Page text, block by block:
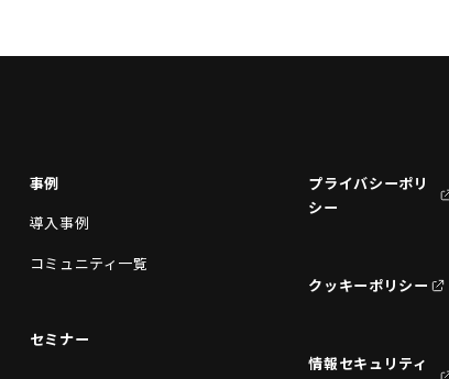
事例
導入事例
コミュニティ一覧
セミナー
プライバシーポリ
シー
クッキーポリシー
情報セキュリティ